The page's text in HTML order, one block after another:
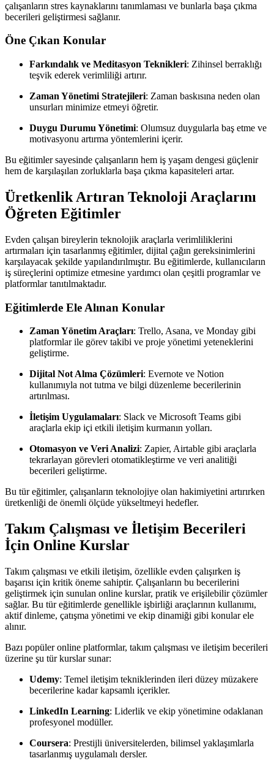
çalışanların stres kaynaklarını tanımlaması ve bunlarla başa çıkma
becerileri geliştirmesi sağlanır.
Öne Çıkan Konular
Farkındalık ve Meditasyon Teknikleri: Zihinsel berraklığı
teşvik ederek verimliliği artırır.
Zaman Yönetimi Stratejileri: Zaman baskısına neden olan
unsurları minimize etmeyi öğretir.
Duygu Durumu Yönetimi: Olumsuz duygularla baş etme ve
motivasyonu artırma yöntemlerini içerir.
Bu eğitimler sayesinde çalışanların hem iş yaşam dengesi güçlenir
hem de karşılaşılan zorluklarla başa çıkma kapasiteleri artar.
Üretkenlik Artıran Teknoloji Araçlarını
Öğreten Eğitimler
Evden çalışan bireylerin teknolojik araçlarla verimliliklerini
artırmaları için tasarlanmış eğitimler, dijital çağın gereksinimlerini
karşılayacak şekilde yapılandırılmıştır. Bu eğitimlerde, kullanıcıların
iş süreçlerini optimize etmesine yardımcı olan çeşitli programlar ve
platformlar tanıtılmaktadır.
Eğitimlerde Ele Alınan Konular
Zaman Yönetim Araçları: Trello, Asana, ve Monday gibi
platformlar ile görev takibi ve proje yönetimi yeteneklerini
geliştirme.
Dijital Not Alma Çözümleri: Evernote ve Notion
kullanımıyla not tutma ve bilgi düzenleme becerilerinin
artırılması.
İletişim Uygulamaları: Slack ve Microsoft Teams gibi
araçlarla ekip içi etkili iletişim kurmanın yolları.
Otomasyon ve Veri Analizi: Zapier, Airtable gibi araçlarla
tekrarlayan görevleri otomatikleştirme ve veri analitiği
becerileri geliştirme.
Bu tür eğitimler, çalışanların teknolojiye olan hakimiyetini artırırken
üretkenliği de önemli ölçüde yükseltmeyi hedefler.
Takım Çalışması ve İletişim Becerileri
İçin Online Kurslar
Takım çalışması ve etkili iletişim, özellikle evden çalışırken iş
başarısı için kritik öneme sahiptir. Çalışanların bu becerilerini
geliştirmek için sunulan online kurslar, pratik ve erişilebilir çözümler
sağlar. Bu tür eğitimlerde genellikle işbirliği araçlarının kullanımı,
aktif dinleme, çatışma yönetimi ve ekip dinamiği gibi konular ele
alınır.
Bazı popüler online platformlar, takım çalışması ve iletişim becerileri
üzerine şu tür kurslar sunar:
Udemy: Temel iletişim tekniklerinden ileri düzey müzakere
becerilerine kadar kapsamlı içerikler.
LinkedIn Learning: Liderlik ve ekip yönetimine odaklanan
profesyonel modüller.
Coursera: Prestijli üniversitelerden, bilimsel yaklaşımlarla
tasarlanmış uygulamalı dersler.